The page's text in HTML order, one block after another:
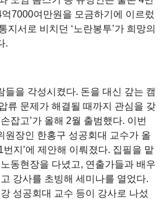
7000여만원을 모금하기에 이르렀
지서로 비치던 ‘노란봉투’가 희망의
.
들을 각성시켰다. 돈을 대신 갚는 캠
류 문제가 해결될 때까지 관심을 갖
잡고’가 올해 2월 출범했다. 이번
원장인 한홍구 성공회대 교수가 올
번지’에 제안해 이뤄졌다. 집필을 맡
동현장을 다녔고, 연출가들과 배우
강사를 초빙해 세미나를 열었다.
성공회대 교수 등이 강사로 나섰